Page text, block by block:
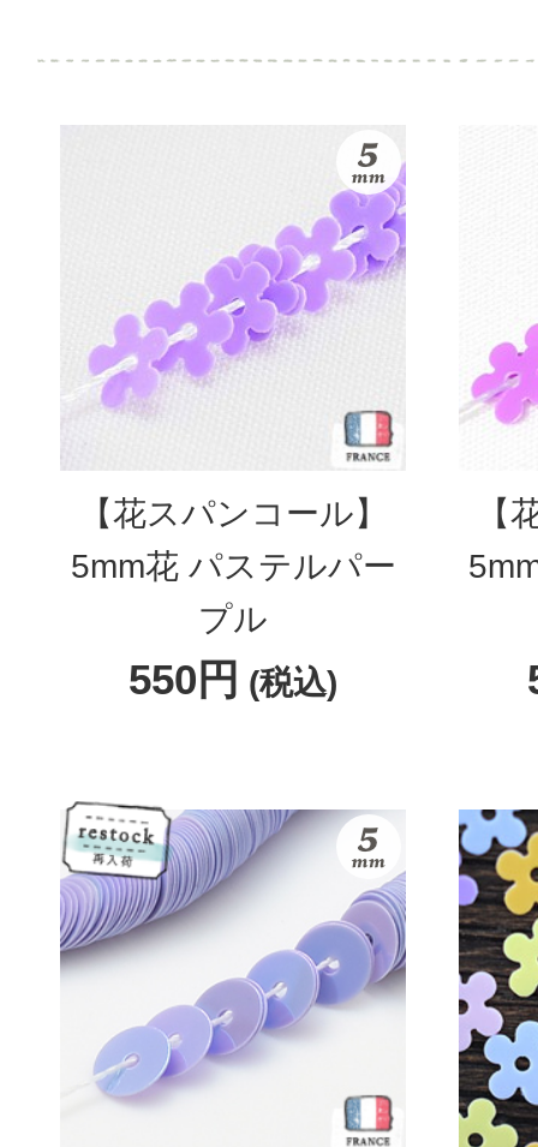
【花スパンコール】
5mm花 パステルパー
プル
550円 (税込)
【